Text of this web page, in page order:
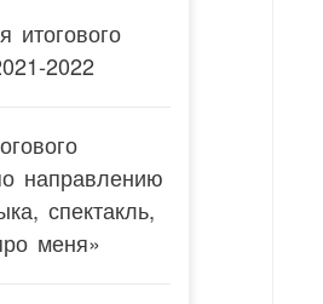
итогового
2022
направлению
спектакль,
меня»